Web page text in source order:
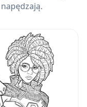
napędzają.